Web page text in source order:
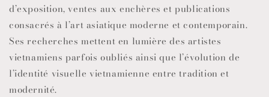
d’exposition, ventes aux enchères et publications
consacrés à l’art asiatique moderne et contemporain.
Ses recherches mettent en lumière des artistes
vietnamiens parfois oubliés ainsi que l’évolution de
l’identité visuelle vietnamienne entre tradition et
modernité.